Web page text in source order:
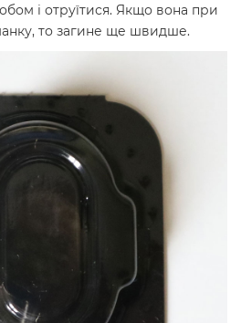
і отруїтися. Якщо вона при
то загине ще швидше.